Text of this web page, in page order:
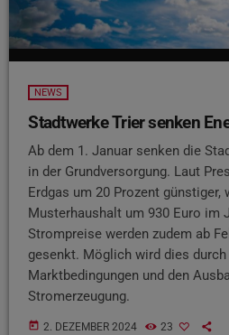
NEWS
Stadtwerke Trier senken
Ab dem 1. Januar senken die
in der Grundversorgung. Laut
Erdgas um 20 Prozent günstiger,
Musterhaushalt um 930 Euro im
Strompreise werden zudem ab
gesenkt. Möglich wird dies
Marktbedingungen und den
Stromerzeugung.
today 2. DEZEMBER 2024 23